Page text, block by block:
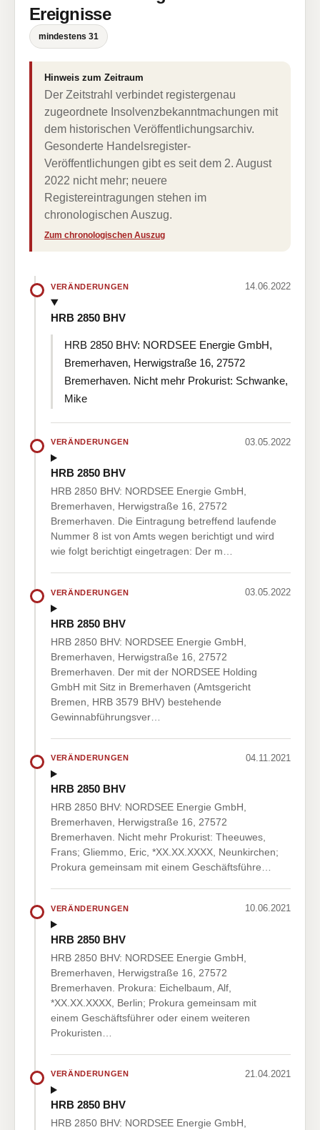
Ereignisse
mindestens 31
Hinweis zum Zeitraum
Der Zeitstrahl verbindet registergenau
zugeordnete Insolvenzbekanntmachungen mit
dem historischen Veröffentlichungsarchiv.
Gesonderte Handelsregister-
Veröffentlichungen gibt es seit dem 2. August
2022 nicht mehr; neuere
Registereintragungen stehen im
chronologischen Auszug.
Zum chronologischen Auszug
VERÄNDERUNGEN 14.06.2022
HRB 2850 BHV
HRB 2850 BHV: NORDSEE Energie GmbH,
Bremerhaven, Herwigstraße 16, 27572
Bremerhaven. Nicht mehr Prokurist: Schwanke,
Mike
VERÄNDERUNGEN 03.05.2022
HRB 2850 BHV
HRB 2850 BHV: NORDSEE Energie GmbH,
Bremerhaven, Herwigstraße 16, 27572
Bremerhaven. Die Eintragung betreffend laufende
Nummer 8 ist von Amts wegen berichtigt und wird
wie folgt berichtigt eingetragen: Der m…
VERÄNDERUNGEN 03.05.2022
HRB 2850 BHV
HRB 2850 BHV: NORDSEE Energie GmbH,
Bremerhaven, Herwigstraße 16, 27572
Bremerhaven. Der mit der NORDSEE Holding
GmbH mit Sitz in Bremerhaven (Amtsgericht
Bremen, HRB 3579 BHV) bestehende
Gewinnabführungsver…
VERÄNDERUNGEN 04.11.2021
HRB 2850 BHV
HRB 2850 BHV: NORDSEE Energie GmbH,
Bremerhaven, Herwigstraße 16, 27572
Bremerhaven. Nicht mehr Prokurist: Theeuwes,
Frans; Gliemmo, Eric, *XX.XX.XXXX, Neunkirchen;
Prokura gemeinsam mit einem Geschäftsführe…
VERÄNDERUNGEN 10.06.2021
HRB 2850 BHV
HRB 2850 BHV: NORDSEE Energie GmbH,
Bremerhaven, Herwigstraße 16, 27572
Bremerhaven. Prokura: Eichelbaum, Alf,
*XX.XX.XXXX, Berlin; Prokura gemeinsam mit
einem Geschäftsführer oder einem weiteren
Prokuristen…
VERÄNDERUNGEN 21.04.2021
HRB 2850 BHV
HRB 2850 BHV: NORDSEE Energie GmbH,